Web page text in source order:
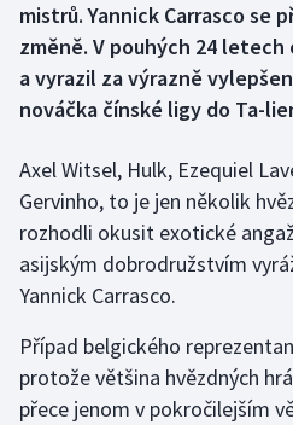
Curling
Dostihy
Florbal
Golf
Gymnastika
Házená
mistrů. Yannick Carrasco se
změně. V pouhých 24
a vyrazil za výrazně
nováčka čínské ligy do Ta-
Axel Witsel, Hulk, Ezequiel
Gervinho, to je jen několik
rozhodli okusit exotické
asijským dobrodružstvím
Yannick Carrasco.
Případ belgického
protože většina hvězdných
přece jenom v pokročilejším